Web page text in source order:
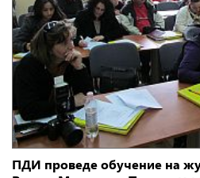
ПДИ проведе обучение на